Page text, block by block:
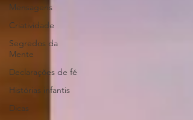
Mensagens
Criatividade
Segredos da
Mente
Declarações de fé
Histórias infantis
Dicas